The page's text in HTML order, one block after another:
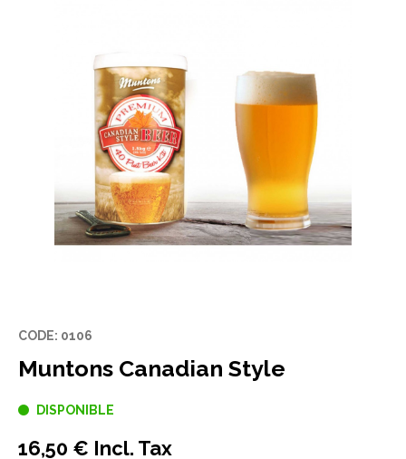
CODE: 0106
Muntons Canadian Style
DISPONIBLE
16,50 € Incl. Tax